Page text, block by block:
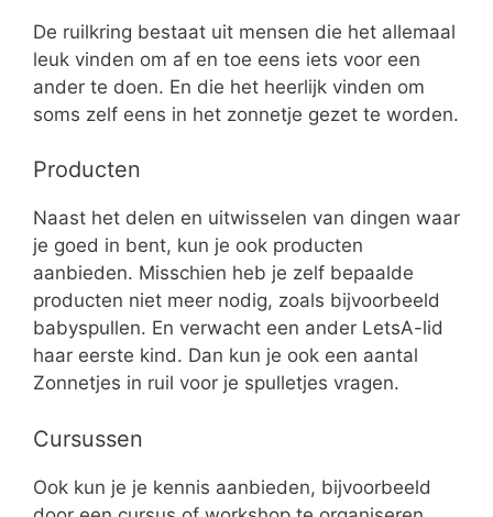
De ruilkring bestaat uit mensen die het allemaal
leuk vinden om af en toe eens iets voor een
ander te doen. En die het heerlijk vinden om
soms zelf eens in het zonnetje gezet te worden.
Producten
Naast het delen en uitwisselen van dingen waar
je goed in bent, kun je ook producten
aanbieden. Misschien heb je zelf bepaalde
producten niet meer nodig, zoals bijvoorbeeld
babyspullen. En verwacht een ander LetsA-lid
haar eerste kind. Dan kun je ook een aantal
Zonnetjes in ruil voor je spulletjes vragen.
Cursussen
Ook kun je je kennis aanbieden, bijvoorbeeld